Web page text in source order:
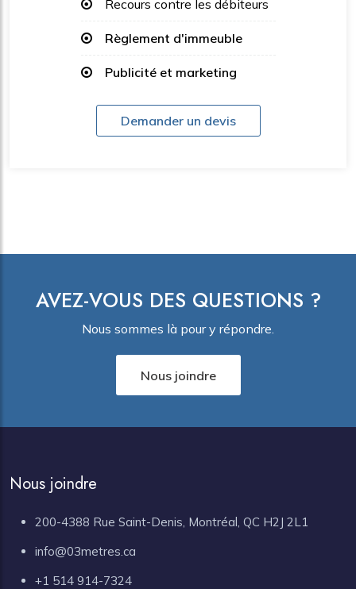
Recours contre les débiteurs
Règlement d'immeuble
Publicité et marketing
Demander un devis
AVEZ-VOUS DES QUESTIONS ?
Nous sommes là pour y répondre.
Nous joindre
Nous joindre
200-4388 Rue Saint-Denis, Montréal, QC H2J 2L1
info@03metres.ca
+1 514 914-7324